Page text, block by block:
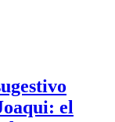
el